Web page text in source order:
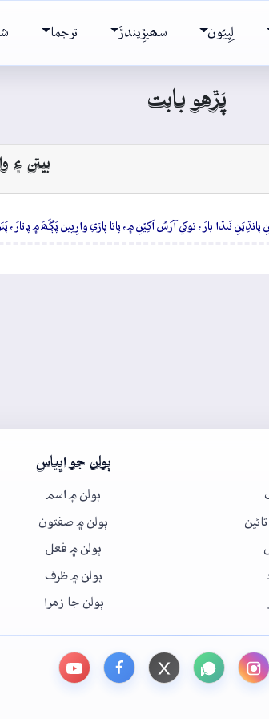
لِپِيُون سھيڙِيندڙَ ترجما
پَڙهو بابت
بيتن ۽
پانڌِيَنِ نَنڌا بارَ، توکي آرَسُ اَکِيُنِ ۾، پاتا پاڙي وارِيين پَڳَھَ ۾ پاتارَ،
ٻولن جو اڀياس
ٻولن ۾ اسم
ٻولن ۾ صفتون
ٻولن ۾ فعل
ٻولن ۾ ظرف
ٻولن جا زمرا